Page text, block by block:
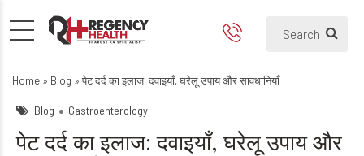
पेट दर्द का इलाज: दवाइयाँ, घरेलू
Home » Blog » पेट दर्द का इलाज: दवाइयाँ, घरेलू उपाय और सावधानियाँ
Blog Gastroenterology
पेट दर्द का इलाज: दवाइयाँ, घरेलू उपाय और